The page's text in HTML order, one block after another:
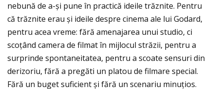
nebună de a-și pune în practică ideile trăznite. Pentru
că trăznite erau și ideile despre cinema ale lui Godard,
pentru acea vreme: fără amenajarea unui studio, ci
scoţând camera de filmat în mijlocul străzii, pentru a
surprinde spontaneitatea, pentru a scoate sensuri din
derizoriu, fără a pregăti un platou de filmare special.
Fără un buget suficient și fără un scenariu minuţios.